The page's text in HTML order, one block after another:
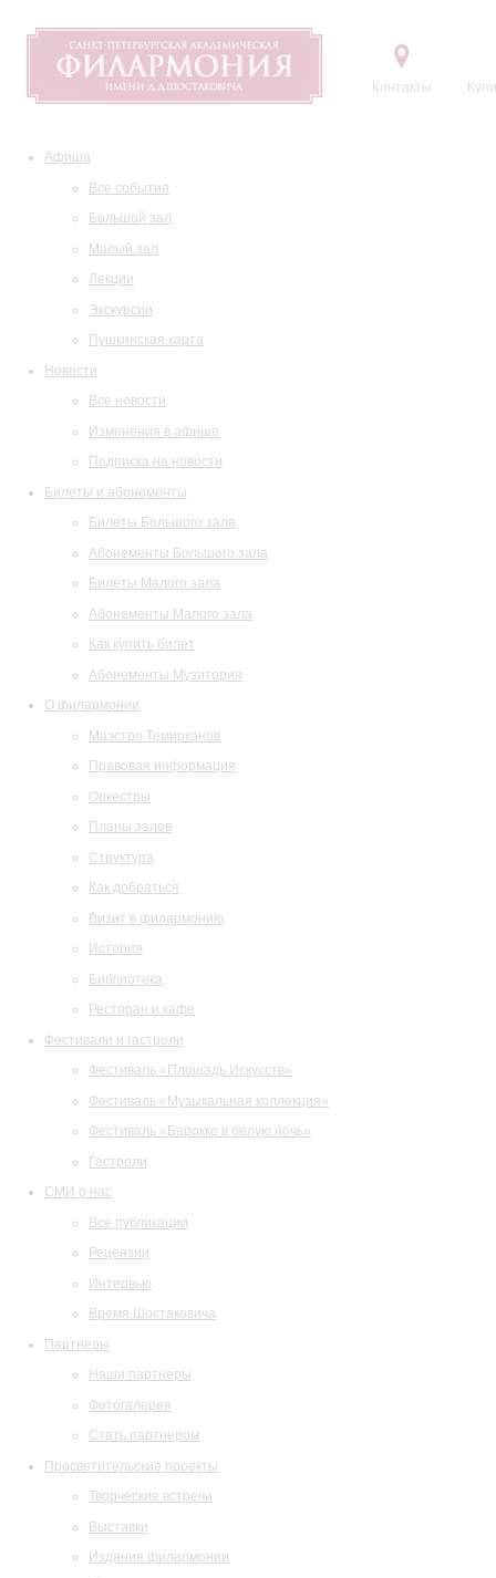
Контакты
Афиша
Все события
Большой зал
Малый зал
Лекции
Экскурсии
Пушкинская карта
Новости
Все новости
Изменения в афише
Подписка на новости
Билеты и абонементы
Билеты Большого зала
Абонементы Большого зала
Билеты Малого зала
Абонементы Малого зала
Как купить билет
Абонементы Музитория
О филармонии
Маэстро Темирканов
Правовая информация
Оркестры
Планы залов
Структура
Как добраться
Визит в филармонию
История
Библиотека
Ресторан и кафе
Фестивали и гастроли
Фестиваль «Площадь Искусств»
Фестиваль «Музыкальная коллекция»
Фестиваль «Барокко в белую ночь»
Гастроли
СМИ о нас
Все публикации
Рецензии
Интервью
Время Шостаковича
Партнеры
Наши партнеры
Фотогалерея
Стать партнером
Просветительские проекты
Творческие встречи
Выставки
Издания филармонии